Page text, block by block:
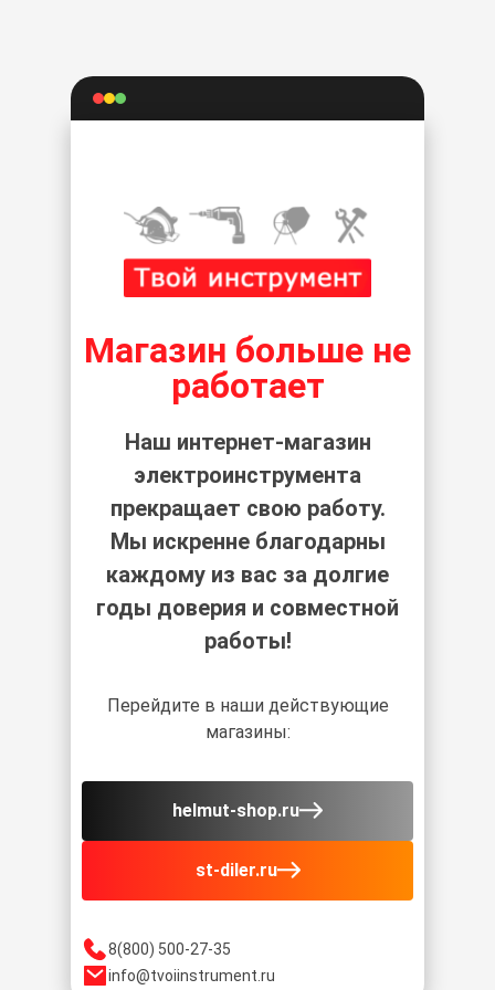
8(800) 500-27-35
info@tvoiinstrument.ru
Магазин больше не
работает
Наш интернет-магазин
электроинструмента
прекращает свою работу.
Мы искренне благодарны
каждому из вас за долгие
годы доверия и совместной
работы!
Перейдите в наши действующие
магазины:
helmut-shop.ru
st-diler.ru